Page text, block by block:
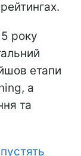
року
етапи
а
та